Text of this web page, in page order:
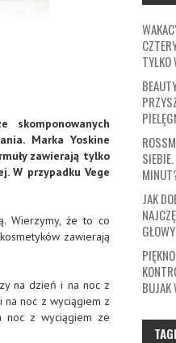
Marka Yoskine
zawierają tylko
W przypadku Vege
Wierzymy, że to co
zawierają
na dzień i na noc z
na noc z wyciągiem z
noc z wyciągiem ze
TYLKO
JAK
GŁOWY
BUJAK
TAGI